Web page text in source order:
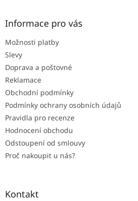
Informace pro vás
Možnosti platby
Slevy
Doprava a poštovné
Reklamace
Obchodní podmínky
Podmínky ochrany osobních údajů
Pravidla pro recenze
Hodnocení obchodu
Odstoupení od smlouvy
Proč nakoupit u nás?
Kontakt